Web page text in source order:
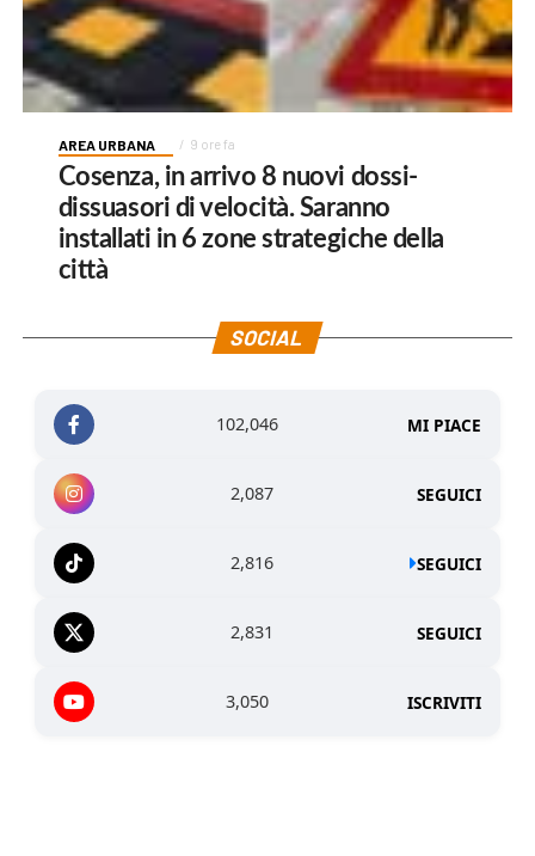
AREA URBANA 9 ore fa
Cosenza, in arrivo 8 nuovi dossi-
dissuasori di velocità. Saranno
installati in 6 zone strategiche della
città
SOCIAL
102,046 MI PIACE
2,087 SEGUICI
2,816 SEGUICI
2,831 SEGUICI
3,050 ISCRIVITI